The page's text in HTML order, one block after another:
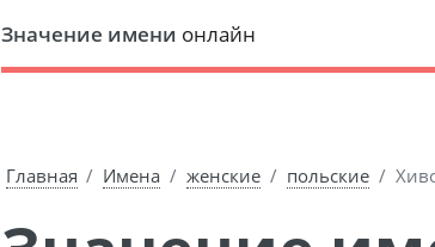
Значение имени онлайн
Главная Имена женские польские